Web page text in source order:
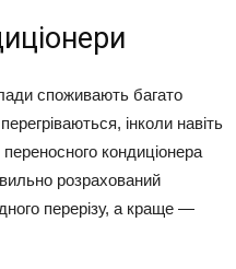
споживають багато
інколи навіть
кондиціонера
розрахований
перерізу, а краще —